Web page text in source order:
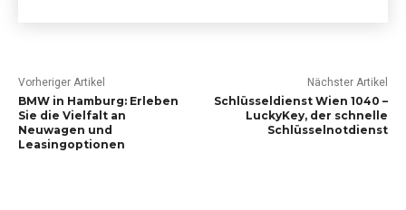
Vorheriger Artikel
BMW in Hamburg: Erleben
Sie die Vielfalt an
Neuwagen und
Leasingoptionen
Nächster Artikel
Schlüsseldienst Wien 1040 –
LuckyKey, der schnelle
Schlüsselnotdienst